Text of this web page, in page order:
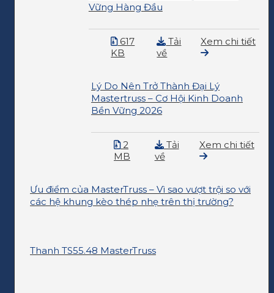
Vững Hàng Đầu
617
KB
Tải
về
Xem chi tiết
Lý Do Nên Trở Thành Đại Lý
Mastertruss – Cơ Hội Kinh Doanh
Bền Vững 2026
2
MB
Tải
về
Xem chi tiết
Ưu điểm của MasterTruss – Vì sao vượt trội so với
các hệ khung kèo thép nhẹ trên thị trường?
Thanh TS55.48 MasterTruss